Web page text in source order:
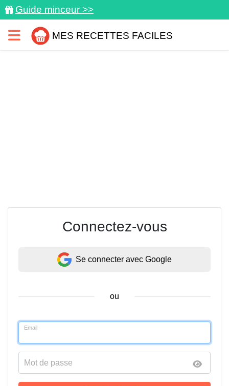
Guide minceur >>
MES RECETTES FACILES
Connectez-vous
Se connecter avec Google
ou
Email
Mot de passe